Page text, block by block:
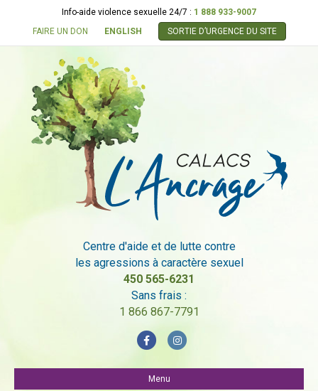
Info-aide violence sexuelle 24/7 : 1 888 933-9007
FAIRE UN DON
ENGLISH SORTIE D’URGENCE DU SITE
Centre d'aide et de lutte contre
les agressions à caractère sexuel
450 565-6231
Sans frais :
1 866 867-7791
F
c
I
Menu